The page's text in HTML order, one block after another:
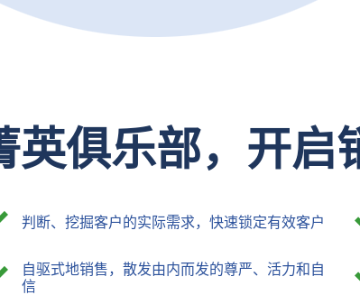
俱乐部，开启
判断、挖掘客户的实际需求，快速锁定有效客户
自驱式地销售，散发由内而发的尊严、活力和自
信